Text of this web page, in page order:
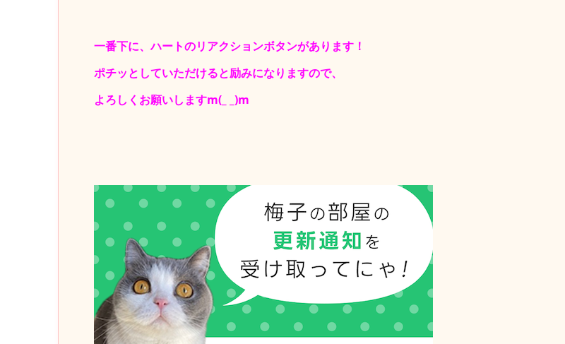
一番下に、ハートのリアクションボタンがあります！
ポチッとしていただけると励みになりますので、
よろしくお願いしますm(_ _)m